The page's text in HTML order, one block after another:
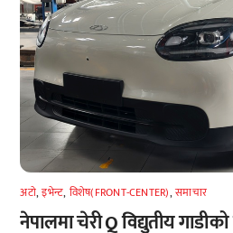
अटाे,इभेन्ट, विशेष(FRONT-CENTER),समाचार
नेपालमा चेरी Q विद्युतीय